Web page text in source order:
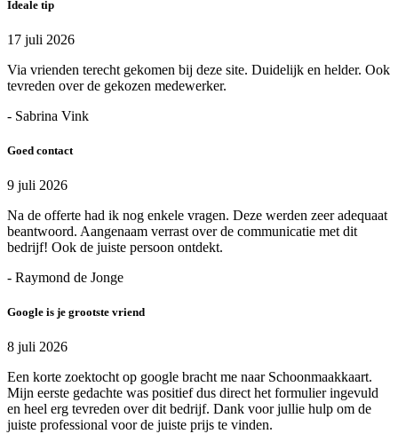
Ideale tip
17 juli 2026
Via vrienden terecht gekomen bij deze site. Duidelijk en helder. Ook
tevreden over de gekozen medewerker.
- Sabrina Vink
Goed contact
9 juli 2026
Na de offerte had ik nog enkele vragen. Deze werden zeer adequaat
beantwoord. Aangenaam verrast over de communicatie met dit
bedrijf! Ook de juiste persoon ontdekt.
- Raymond de Jonge
Google is je grootste vriend
8 juli 2026
Een korte zoektocht op google bracht me naar Schoonmaakkaart.
Mijn eerste gedachte was positief dus direct het formulier ingevuld
en heel erg tevreden over dit bedrijf. Dank voor jullie hulp om de
juiste professional voor de juiste prijs te vinden.